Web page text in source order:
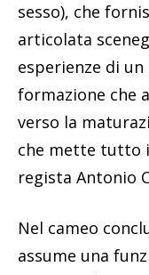
sesso), che
articolata
esperienze di
formazione che
verso la
che mette tutto
regista Antonio
Nel cameo
assume una